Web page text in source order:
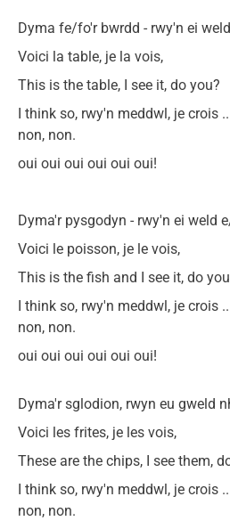
Dyma fe/fo'r bwrdd - rwy'n ei
Voici la table, je la vois,
This is the table, I see it, do you?
I think so, rwy'n meddwl, je crois
non, non.
oui oui oui oui oui oui!
Dyma'r pysgodyn - rwy'n ei weld
Voici le poisson, je le vois,
This is the fish and I see it, do
I think so, rwy'n meddwl, je crois
non, non.
oui oui oui oui oui oui!
Dyma'r sglodion, rwyn eu gweld
Voici les frites, je les vois,
These are the chips, I see them,
I think so, rwy'n meddwl, je crois
non, non.